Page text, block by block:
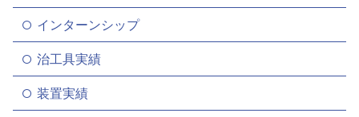
インターンシップ
治工具実績
装置実績